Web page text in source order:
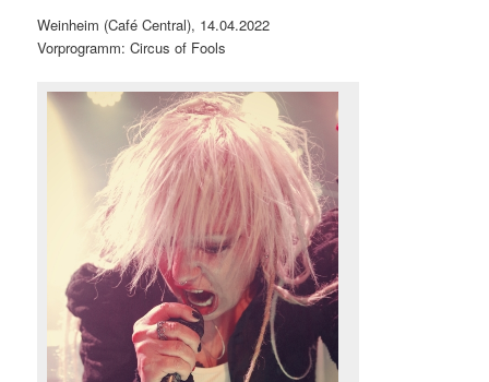
Weinheim (Café Central), 14.04.2022
Vorprogramm: Circus of Fools